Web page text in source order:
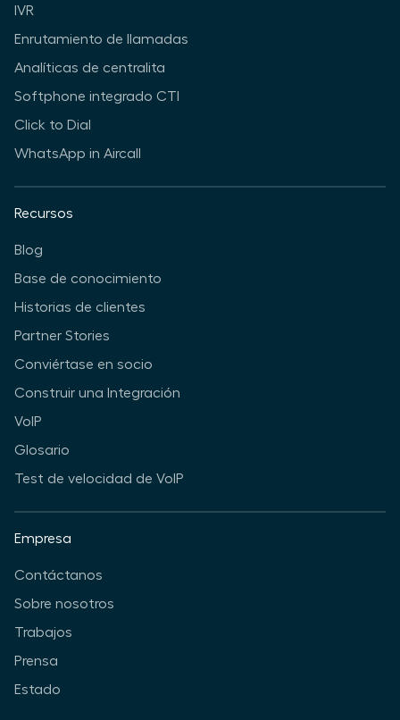
IVR
Enrutamiento de llamadas
Analíticas de centralita
Softphone integrado CTI
Click to Dial
WhatsApp in Aircall
Recursos
Blog
Base de conocimiento
Historias de clientes
Partner Stories
Conviértase en socio
Construir una Integración
VoIP
Glosario
Test de velocidad de VoIP
Empresa
Contáctanos
Sobre nosotros
Trabajos
Prensa
Estado